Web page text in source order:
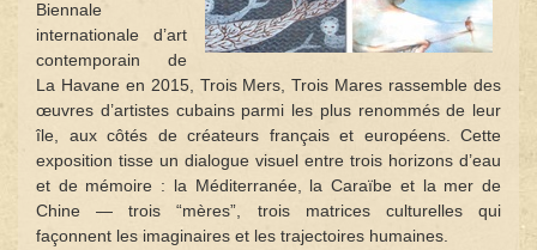
Biennale
internationale d’art
contemporain de
La Havane en 2015, Trois Mers, Trois Mares rassemble des
œuvres d’artistes cubains parmi les plus renommés de leur
île, aux côtés de créateurs français et européens. Cette
exposition tisse un dialogue visuel entre trois horizons d’eau
et de mémoire : la Méditerranée, la Caraïbe et la mer de
Chine — trois “mères”, trois matrices culturelles qui
façonnent les imaginaires et les trajectoires humaines.